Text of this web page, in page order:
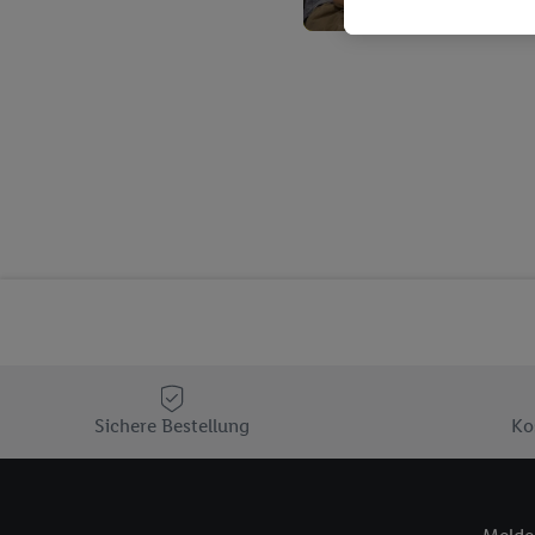
Sichere Bestellung
Kaufverhalten in den
genauen
Hierzu wird von uns
Adresse in
den Lidl-Diensten
Wenn das der Fall ist,
Kundenkonto-
Insbesondere können